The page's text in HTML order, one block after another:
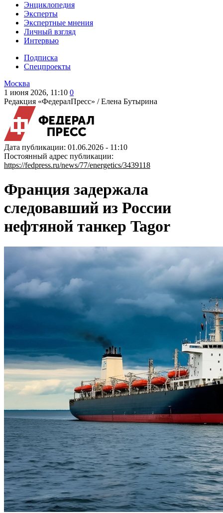
Энциклопедия
Эксперты
Экспертные мнения
Личный взгляд
Интервью
Подписка
Спецпроекты
Москва
1 июня 2026, 11:10 0
Редакция «ФедералПресс» /Елена Бутырина
Дата публикации: 01.06.2026 - 11:10
Постоянный адрес публикации:
https://fedpress.ru/news/77/energetics/3439118
Франция задержала
следовавший из России
нефтяной танкер Tagor